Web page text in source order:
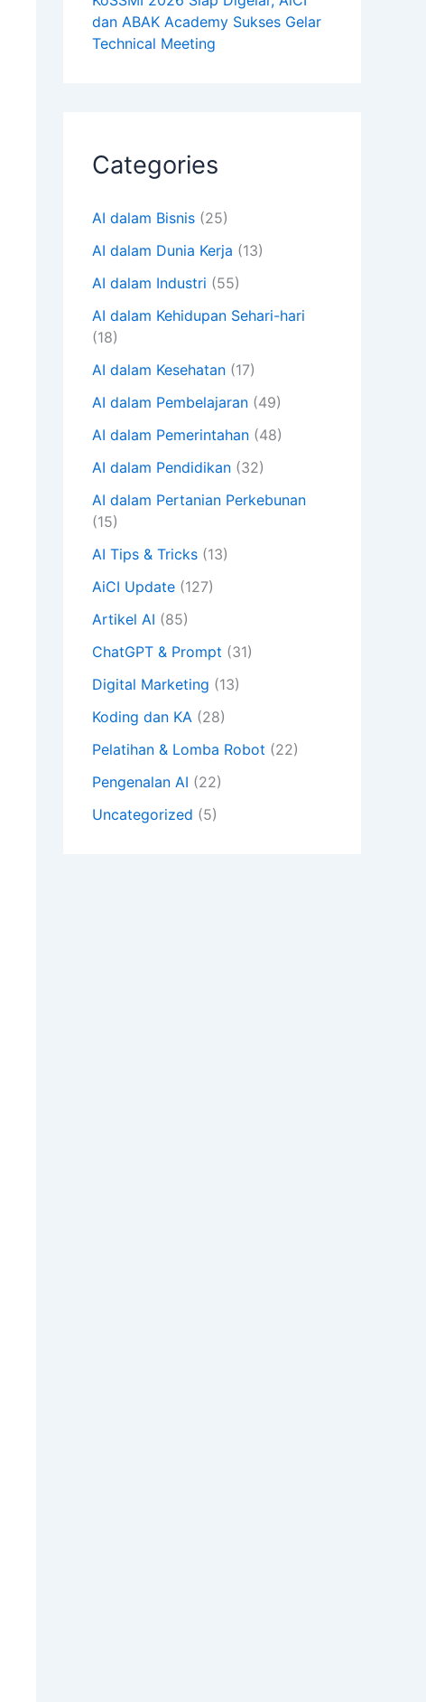
dan ABAK Academy Sukses Gelar
Technical Meeting
Categories
AI dalam Bisnis (25)
AI dalam Dunia Kerja (13)
AI dalam Industri (55)
AI dalam Kehidupan Sehari-hari
(18)
AI dalam Kesehatan (17)
AI dalam Pembelajaran (49)
AI dalam Pemerintahan (48)
AI dalam Pendidikan (32)
AI dalam Pertanian Perkebunan
(15)
AI Tips & Tricks (13)
AiCI Update (127)
Artikel AI (85)
ChatGPT & Prompt (31)
Digital Marketing (13)
Koding dan KA (28)
Pelatihan & Lomba Robot (22)
Pengenalan AI (22)
Uncategorized (5)